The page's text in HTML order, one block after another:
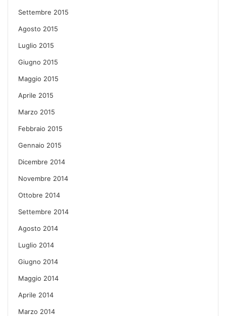
Settembre 2015
Agosto 2015
Luglio 2015
Giugno 2015
Maggio 2015
Aprile 2015
Marzo 2015
Febbraio 2015
Gennaio 2015
Dicembre 2014
Novembre 2014
Ottobre 2014
Settembre 2014
Agosto 2014
Luglio 2014
Giugno 2014
Maggio 2014
Aprile 2014
Marzo 2014